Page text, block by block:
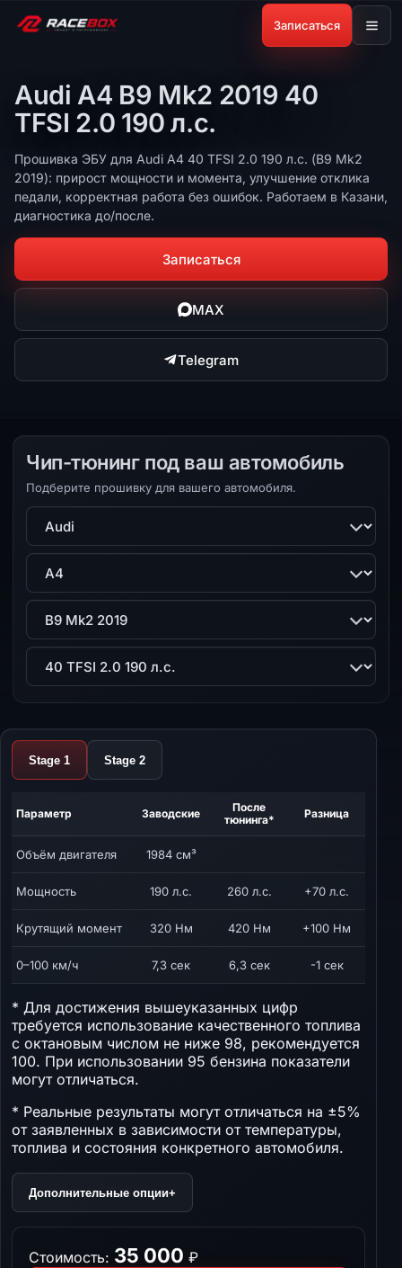
Записаться
Audi A4 B9 Mk2 2019 40
TFSI 2.0 190 л.с.
Прошивка ЭБУ для Audi A4 40 TFSI 2.0 190 л.с. (B9 Mk2
2019): прирост мощности и момента, улучшение отклика
педали, корректная работа без ошибок. Работаем в Казани,
диагностика до/после.
Записаться
MAX
Telegram
Чип-тюнинг под ваш автомобиль
Подберите прошивку для вашего автомобиля.
Марка
Модель
Поколение
Двигатель
Stage 1 Stage 2
Параметр Заводские
После
тюнинга*
Разница
Объём двигателя 1984 см³
Мощность 190 л.с. 260 л.с. +70 л.с.
Крутящий момент 320 Нм 420 Нм +100 Нм
0–100 км/ч 7,3 сек 6,3 сек -1 сек
* Для достижения вышеуказанных цифр
требуется использование качественного топлива
с октановым числом не ниже 98, рекомендуется
100. При использовании 95 бензина показатели
могут отличаться.
* Реальные результаты могут отличаться на ±5%
от заявленных в зависимости от температуры,
топлива и состояния конкретного автомобиля.
Дополнительные опции+
Стоимость: 35 000 ₽